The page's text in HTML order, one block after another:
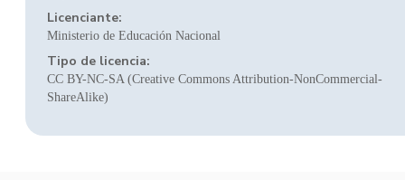
Licenciante:
Ministerio de Educación Nacional
Tipo de licencia:
CC BY-NC-SA (Creative Commons Attribution-NonCommercial-
ShareAlike)